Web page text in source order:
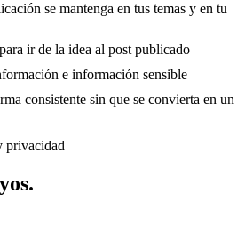
se mantenga en tus temas y en tu
ir de la idea al post publicado
e información sensible
consistente sin que se convierta en un
privacidad